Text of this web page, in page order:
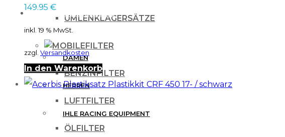
UMLENKLAGERSÄTZE
FILTER
BENZINFILTER
LUFTFILTER
ÖLFILTER
FREIZEITBEKLEIDUNG
DAMEN
HERREN
IHLE RACING EQUIPMENT
149.95 €
inkl. 19 % MwSt.
zzgl. Versandkosten
In den Warenkorb